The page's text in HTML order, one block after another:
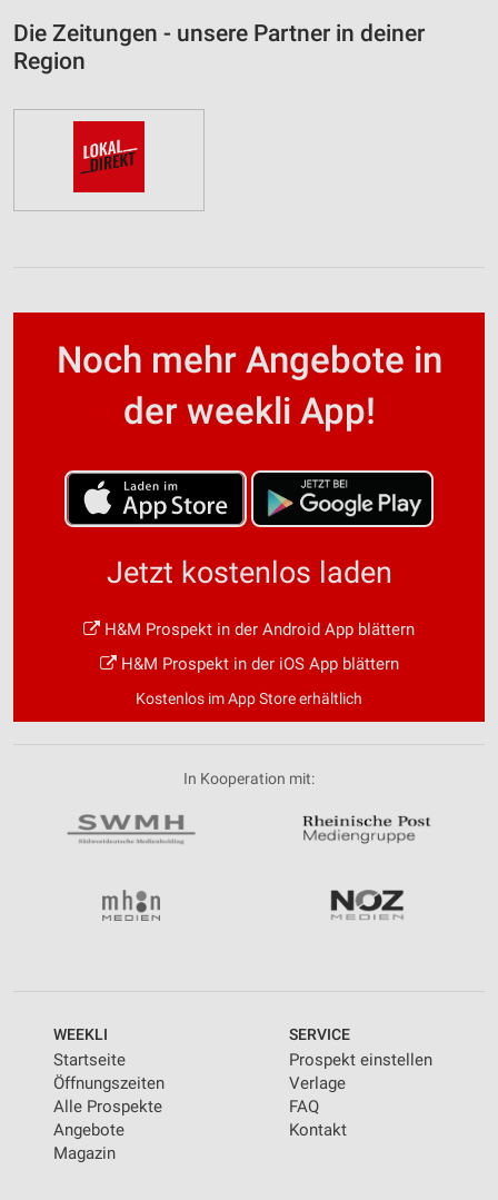
Die Zeitungen - unsere Partner in deiner
Region
Noch mehr Angebote in
der weekli App!
Jetzt kostenlos laden
H&M Prospekt in der Android App blättern
H&M Prospekt in der iOS App blättern
Kostenlos im App Store erhältlich
In Kooperation mit:
WEEKLI
Startseite
Öffnungszeiten
Alle Prospekte
Angebote
Magazin
SERVICE
Prospekt einstellen
Verlage
FAQ
Kontakt